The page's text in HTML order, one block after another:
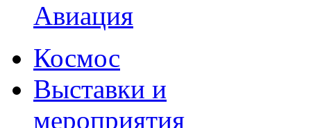
Авиация
Космос
Выставки и
мероприятия